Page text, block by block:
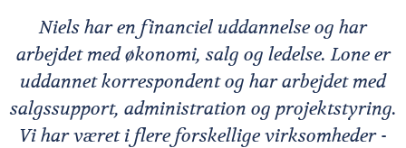
Niels har en financiel uddannelse og har
arbejdet med økonomi, salg og ledelse. Lone er
uddannet korrespondent og har arbejdet med
salgssupport, administration og projektstyring.
Vi har været i flere forskellige virksomheder -